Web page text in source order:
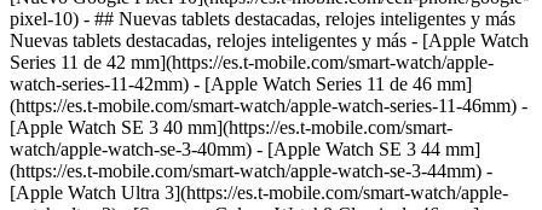
pixel-10) - ## Nuevas tablets destacadas, relojes inteligentes y más
Nuevas tablets destacadas, relojes inteligentes y más - [Apple Watch
Series 11 de 42 mm](https://es.t-mobile.com/smart-watch/apple-
watch-series-11-42mm) - [Apple Watch Series 11 de 46 mm]
(https://es.t-mobile.com/smart-watch/apple-watch-series-11-46mm) -
[Apple Watch SE 3 40 mm](https://es.t-mobile.com/smart-
watch/apple-watch-se-3-40mm) - [Apple Watch SE 3 44 mm]
(https://es.t-mobile.com/smart-watch/apple-watch-se-3-44mm) -
[Apple Watch Ultra 3](https://es.t-mobile.com/smart-watch/apple-